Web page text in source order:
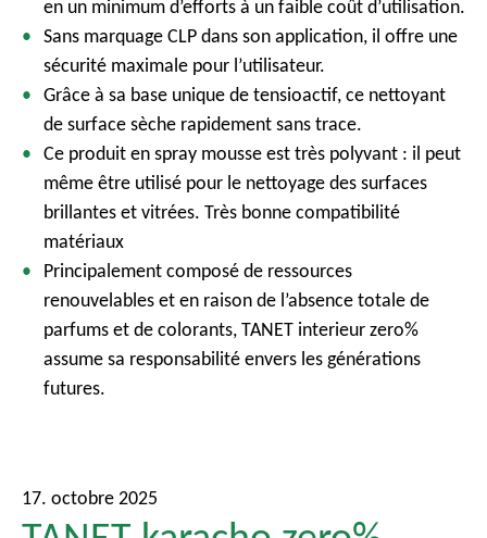
en un minimumd’effortsà unfaiblecoûtd’utilisation.
Sans marquageCLP dans son application, il offre une
sécurité maximale pour l’utilisateur.
Grâce à sa base unique detensioactif,ce nettoyant
de surfacesèche rapidementsans trace.
Ce produiten spray mousseesttrès polyvant : il peut
mêmeêtre utilisé pour le nettoyagedes surfaces
brillantes etvitrées. Très bonnecompatibilité
matériaux
Principalementcomposéde ressources
renouvelableset en raison de l’absencetotale de
parfums et de colorants, TANET interieur zero%
assumesa responsabilitéenvers les générations
futures.
17. octobre 2025